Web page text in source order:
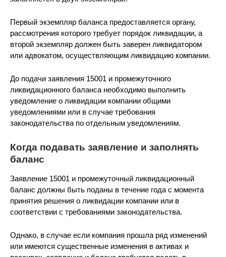
Первый экземпляр баланса предоставляется органу,
рассмотрения которого требует порядок ликвидации, а
второй экземпляр должен быть заверен ликвидатором
или адвокатом, осуществляющим ликвидацию компании.
До подачи заявления 15001 и промежуточного
ликвидационного баланса необходимо выполнить
уведомление о ликвидации компании общими
уведомлениями или в случае требования
законодательства по отдельным уведомлениям.
Когда подавать заявление и заполнять
баланс
Заявление 15001 и промежуточный ликвидационный
баланс должны быть поданы в течение года с момента
принятия решения о ликвидации компании или в
соответствии с требованиями законодательства.
Однако, в случае если компания прошла ряд изменений
или имеются существенные изменения в активах и